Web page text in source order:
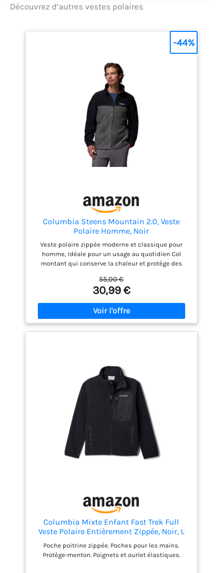
ajoutés au niveau des
contre le vent froid - Le
ajustable, les poignets
et l'ourlet élastiqués
pour un maintien
parfait Faites barrage
aux rafales qui
refroidissent votre dos
et vos bras grâce à
l'ourlet et aux poignets
élastiqués Refaites
circuler le sang dans
vos doigts gelés en les
Découvrez d’autres vestes polaires
Columbia Steens Mountain 2.0, Veste
Polaire Homme, Noir
Veste polaire zippée moderne et classique pour
homme, Idéale pour un usage au quotidien Col
montant qui conserve la chaleur et protège des
chaud et protègent vos objets de valeur tels que les
smartphones en toute sécurité sans qu'ils ne
tombent Disponibles dans une variété de couleur,
Logo Columbia discret Contenu : 1x Columbia
Steens Moutain 20 Veste polaire zippée pour
homme, Polaire à filaments MTR 100% polyester,
55,00 €
30,99 €
-44%
Columbia Mixte Enfant Fast Trek Full
Veste Polaire Entièrement Zippée, Noir, L
Poche poitrine zippée. Poches pour les mains.
Protège-menton. Poignets et ourlet élastiques.